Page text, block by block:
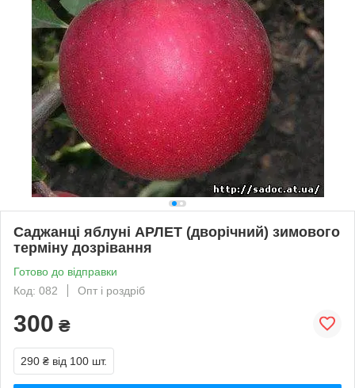
Саджанці яблуні АРЛЕТ (дворічний) зимового
терміну дозрівання
Готово до відправки
Код: 082
Опт і роздріб
300 ₴
290 ₴ від 100 шт.